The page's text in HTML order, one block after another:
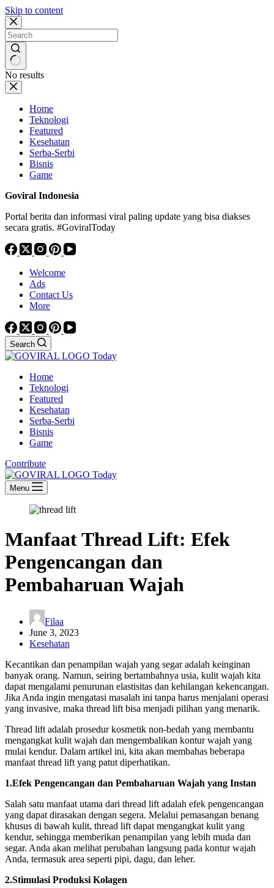
Skip to content
No results
Home
Teknologi
Featured
Kesehatan
Serba-Serbi
Bisnis
Game
Goviral Indonesia
Portal berita dan informasi viral paling update yang bisa diakses
secara gratis. #GoviralToday
Welcome
Ads
Contact Us
More
Search
Home
Teknologi
Featured
Kesehatan
Serba-Serbi
Bisnis
Game
Contribute
Menu
Manfaat Thread Lift: Efek
Pengencangan dan
Pembaharuan Wajah
Filaa
June 3, 2023
Kesehatan
Kecantikan dan penampilan wajah yang segar adalah keinginan
banyak orang. Namun, seiring bertambahnya usia, kulit wajah kita
dapat mengalami penurunan elastisitas dan kehilangan kekencangan.
Jika Anda ingin mengatasi masalah ini tanpa harus menjalani operasi
yang invasive, maka thread lift bisa menjadi pilihan yang menarik.
Thread lift adalah prosedur kosmetik non-bedah yang membantu
mengangkat kulit wajah dan mengembalikan kontur wajah yang
mulai kendur. Dalam artikel ini, kita akan membahas beberapa
manfaat thread lift yang patut diperhatikan.
1.Efek Pengencangan dan Pembaharuan Wajah yang Instan
Salah satu manfaat utama dari thread lift adalah efek pengencangan
yang dapat dirasakan dengan segera. Melalui pemasangan benang
khusus di bawah kulit, thread lift dapat mengangkat kulit yang
kendur, sehingga memberikan penampilan yang lebih muda dan
segar. Anda akan melihat perubahan langsung pada kontur wajah
Anda, termasuk area seperti pipi, dagu, dan leher.
2.Stimulasi Produksi Kolagen